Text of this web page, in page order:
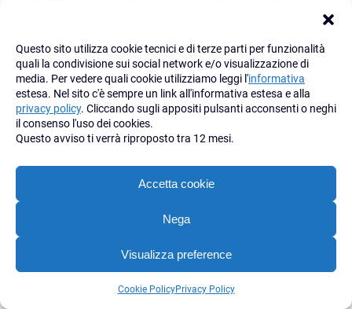
Questo sito utilizza cookie tecnici e di terze parti per funzionalità
quali la condivisione sui social network e/o visualizzazione di
media. Per vedere quali cookie utilizziamo leggi l'informativa
estesa. Nel sito c'è sempre un link all'informativa estesa e alla
privacy policy. Cliccando sugli appositi pulsanti acconsenti o neghi
il consenso l'uso dei cookies.
Questo avviso ti verrà riproposto tra 12 mesi.
Accetta cookie
Nega
Visualizza preference
Cookie PolicyPrivacy Policy
33-trattamento-viso